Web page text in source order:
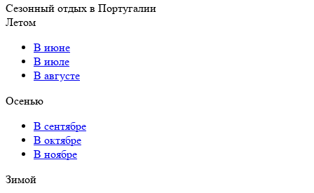
Сезонный отдых в Португалии
Летом
В июне
В июле
В августе
Осенью
В сентябре
В октябре
В ноябре
Зимой